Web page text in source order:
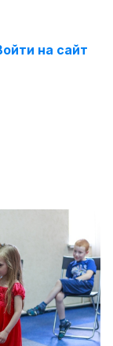
на сайт